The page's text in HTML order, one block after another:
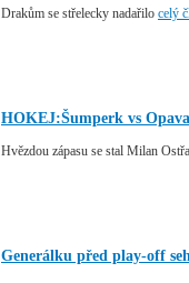
Drakům se střelecky nadařilo celý
HOKEJ:Šumperk vs
Hvězdou zápasu se stal Milan
Generálku před play-off